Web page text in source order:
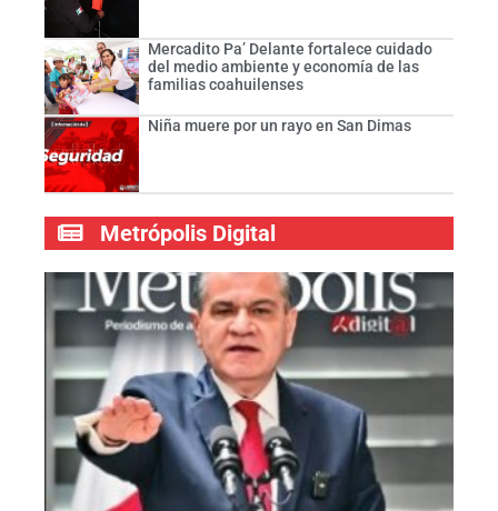
Mercadito Pa’ Delante fortalece cuidado
del medio ambiente y economía de las
familias coahuilenses
Niña muere por un rayo en San Dimas
Metrópolis Digital